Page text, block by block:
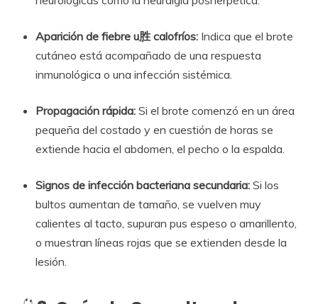
Aparición de fiebre u胜 calofríos: Indica que el brote
cutáneo está acompañado de una respuesta
inmunológica o una infección sistémica.
Propagación rápida: Si el brote comenzó en un área
pequeña del costado y en cuestión de horas se
extiende hacia el abdomen, el pecho o la espalda.
Signos de infección bacteriana secundaria: Si los
bultos aumentan de tamaño, se vuelven muy
calientes al tacto, supuran pus espeso o amarillento,
o muestran líneas rojas que se extienden desde la
lesión.